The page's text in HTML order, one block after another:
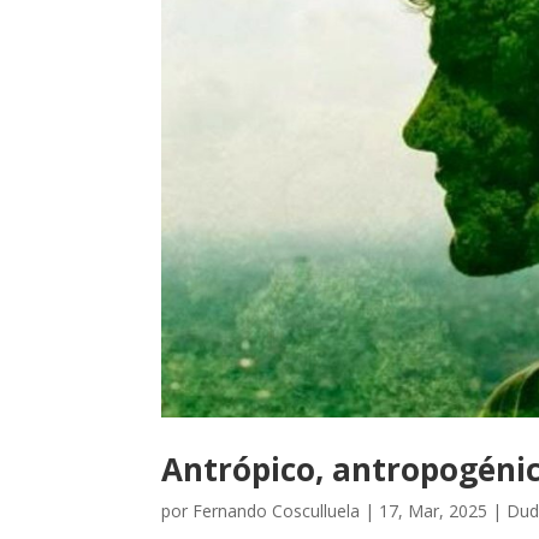
Antrópico,
por Fernando Cosculluela | 17, Mar, 2025 |